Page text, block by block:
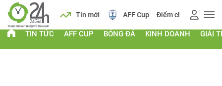
Lịch Tin mới AFF Cup Điểm chuẩn 2026
TIN TỨC AFF CUP BÓNG ĐÁ KINH DOANH GIẢI